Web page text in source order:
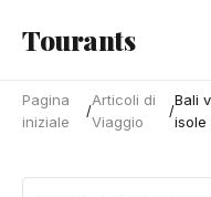
Tourants
Pagina
iniziale
/
Articoli di
Viaggio
/
Bali
isole